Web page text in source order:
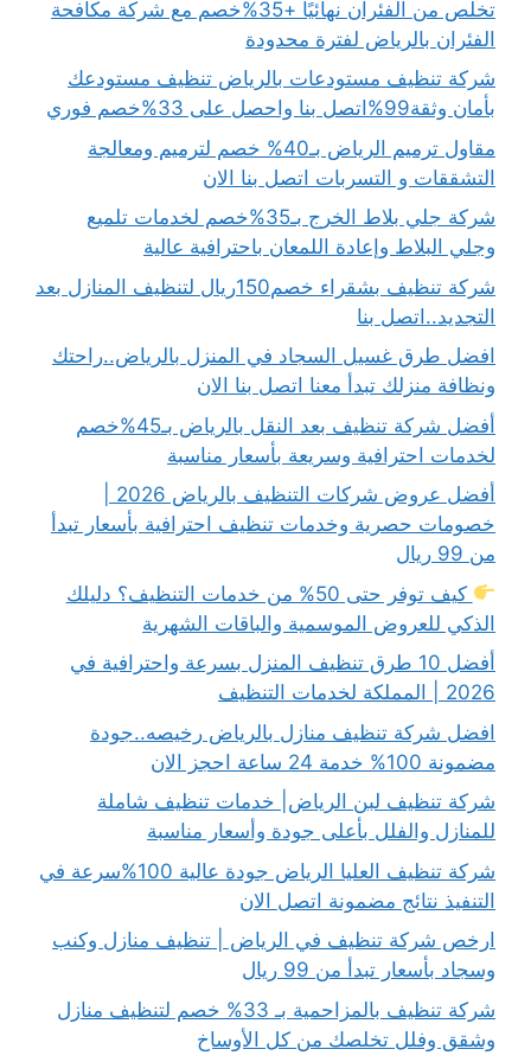
تخلص من الفئران نهائيًا +35%خصم مع شركة مكافحة
الفئران بالرياض لفترة محدودة
شركة تنظيف مستودعات بالرياض تنظيف مستودعك
بأمان وثقة99%اتصل بنا واحصل على 33%خصم فوري
مقاول ترميم الرياض بـ40% خصم لترميم ومعالجة
التشققات و التسربات اتصل بنا الان
شركة جلي بلاط الخرج بـ35%خصم لخدمات تلميع
وجلي البلاط وإعادة اللمعان باحترافية عالية
شركة تنظيف بشقراء خصم150ريال لتنظيف المنازل بعد
التجديد..اتصل بنا
افضل طرق غسيل السجاد في المنزل بالرياض..راحتك
ونظافة منزلك تبدأ معنا اتصل بنا الان
أفضل شركة تنظيف بعد النقل بالرياض بـ45%خصم
لخدمات احترافية وسريعة بأسعار مناسبة
خصومات حصرية وخدمات تنظيف احترافية بأسعار تبدأ
من 99 ريال
كيف توفر حتى 50% من خدمات التنظيف؟ دليلك
الذكي للعروض الموسمية والباقات الشهرية
أفضل 10 طرق تنظيف المنزل بسرعة واحترافية في
2026 | المملكة لخدمات التنظيف
افضل شركة تنظيف منازل بالرياض رخيصه..جودة
مضمونة 100% خدمة 24 ساعة احجز الان
شركة تنظيف لبن الرياض| خدمات تنظيف شاملة
للمنازل والفلل بأعلى جودة وأسعار مناسبة
شركة تنظيف العليا الرياض جودة عالية 100%سرعة في
التنفيذ نتائج مضمونة اتصل الان
ارخص شركة تنظيف في الرياض | تنظيف منازل وكنب
وسجاد بأسعار تبدأ من 99 ريال
شركة تنظيف بالمزاحمية بـ 33% خصم لتنظيف منازل
وشقق وفلل تخلصك من كل الأوساخ